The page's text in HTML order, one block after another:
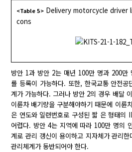
<Table 5> Delivery motorcycle driver
cons
방안 1과 방안 2는 매년 100만 명과 200만
를 등록이 가능하다. 또한, 한국교통 안전
계가 가능하다. 그러나 방안 2의 경우 배달
이륜차 배기량을 구분해야하기 때문에 이륜
은 연도와 일련번호로 구성된 짧 은 형태의
어렵다. 방안 4는 지역에 따라 100만 명의
계로 관리 갱신이 용이하고 지자체가 관리
관리체계가 동반되어야 한다.